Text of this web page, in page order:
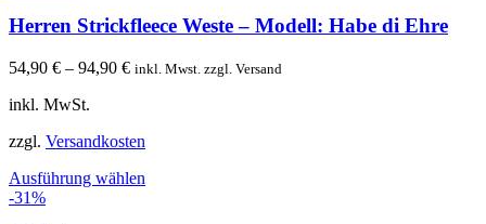
Herren Strickfleece Weste – Modell: Habe di Ehre
54,90 € – 94,90 € inkl. Mwst. zzgl. Versand
inkl. MwSt.
zzgl. Versandkosten
Ausführung wählen
-31%